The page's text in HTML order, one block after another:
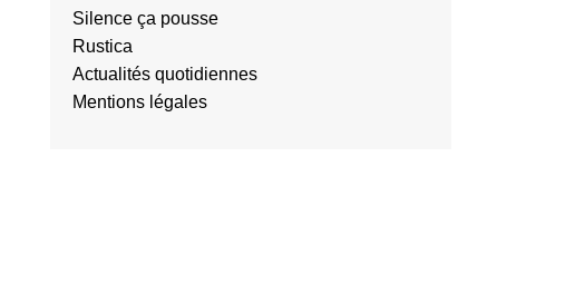
Silence ça pousse
Rustica
Actualités quotidiennes
Mentions légales